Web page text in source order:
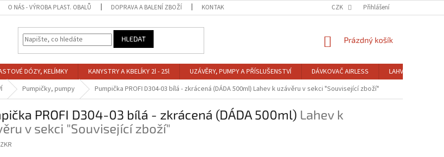
O NÁS - VÝROBA PLAST. OBALŮ DOPRAVA A BALENÍ ZBOŽÍ KONTAKTY PODMÍNKY OCHRANY OSOBNÍCH ÚDAJŮ
CZK Přihlášení
HLEDAT
NÁKUPNÍ
Prázdný košík
DÓZY, KELÍMKY KANYSTRY A KBELÍKY 2l - 25l UZÁVĚRY, PUMPY A PŘÍSLUŠENSTVÍ DÁVKOVAČ AIRLESS
LAHVE DLE
Pumpičky, pumpy Pumpička PROFI D304-03 bílá - zkrácená (DÁDA 500ml) Lahev k uzávěru v sekci "Související zboží"
PROFI D304-03 bílá - zkrácená (DÁDA 500ml) Lahev k
v sekci "Související zboží"